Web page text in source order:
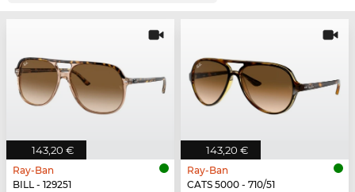
143,20 €
Ray-Ban
BILL - 129251
143,20 €
Ray-Ban
CATS 5000 - 710/51